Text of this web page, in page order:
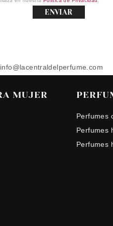
ENVIAR
info@lacentraldelperfume.com
MUJER
Perfumes
Perfumes
Perfumes